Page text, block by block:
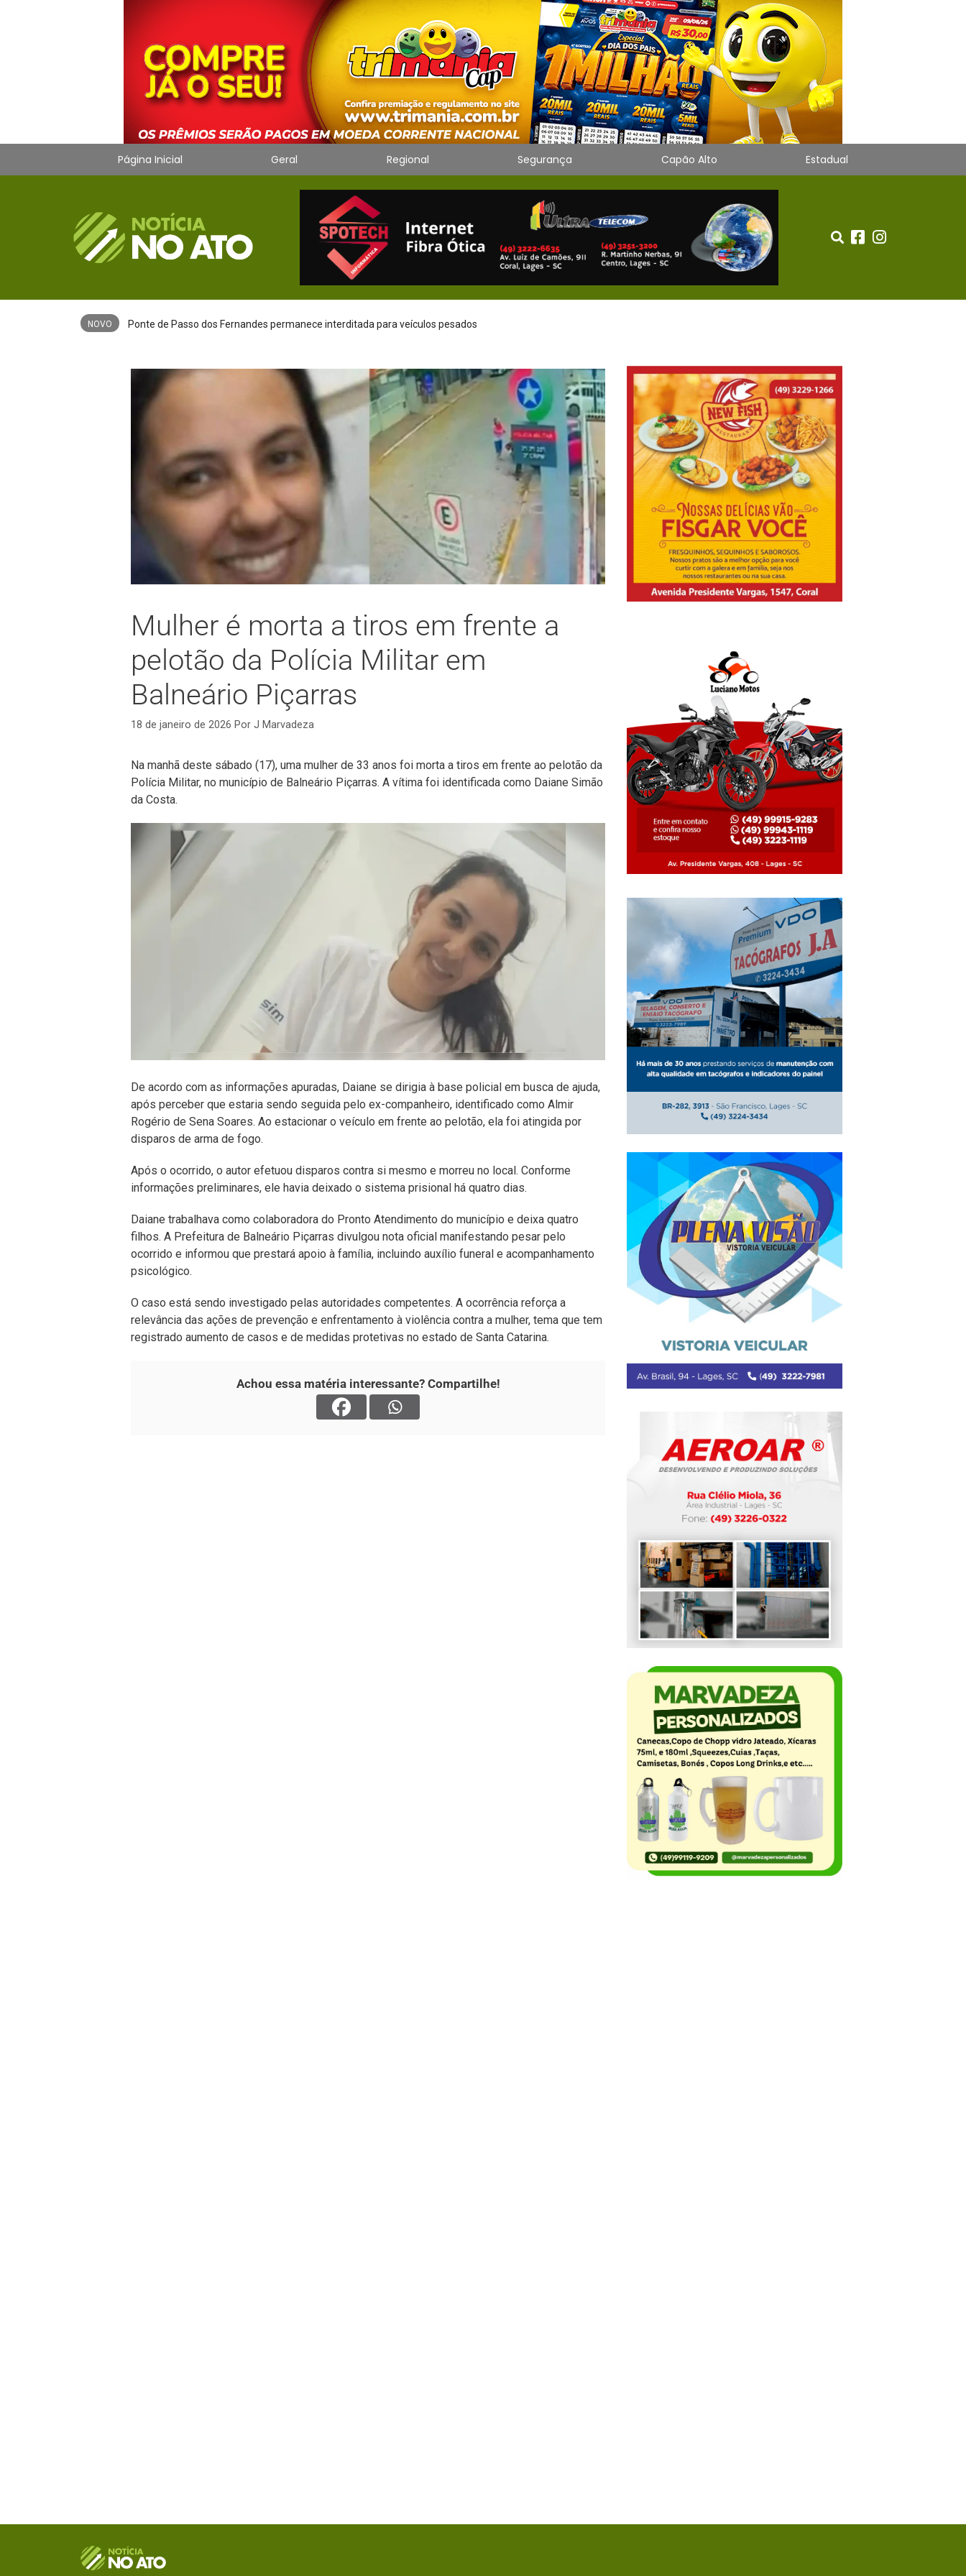
Página Inicial Geral Regional Segurança Capão Alto Estadual
NOVO Agosto Lilás: um banco quebrado, uma mensagem que salva vidas
Mulher é morta a tiros em frente a
pelotão da Polícia Militar em
Balneário Piçarras
18 de janeiro de 2026 Por J Marvadeza
Na manhã deste sábado (17), uma mulher de 33 anos foi morta a tiros em frente ao pelotão da
Polícia Militar, no município de Balneário Piçarras. A vítima foi identificada como Daiane Simão
da Costa.
De acordo com as informações apuradas, Daiane se dirigia à base policial em busca de ajuda,
após perceber que estaria sendo seguida pelo ex-companheiro, identificado como Almir
Rogério de Sena Soares. Ao estacionar o veículo em frente ao pelotão, ela foi atingida por
disparos de arma de fogo.
Após o ocorrido, o autor efetuou disparos contra si mesmo e morreu no local. Conforme
informações preliminares, ele havia deixado o sistema prisional há quatro dias.
Daiane trabalhava como colaboradora do Pronto Atendimento do município e deixa quatro
filhos. A Prefeitura de Balneário Piçarras divulgou nota oficial manifestando pesar pelo
ocorrido e informou que prestará apoio à família, incluindo auxílio funeral e acompanhamento
psicológico.
O caso está sendo investigado pelas autoridades competentes. A ocorrência reforça a
relevância das ações de prevenção e enfrentamento à violência contra a mulher, tema que tem
registrado aumento de casos e de medidas protetivas no estado de Santa Catarina.
Achou essa matéria interessante? Compartilhe!